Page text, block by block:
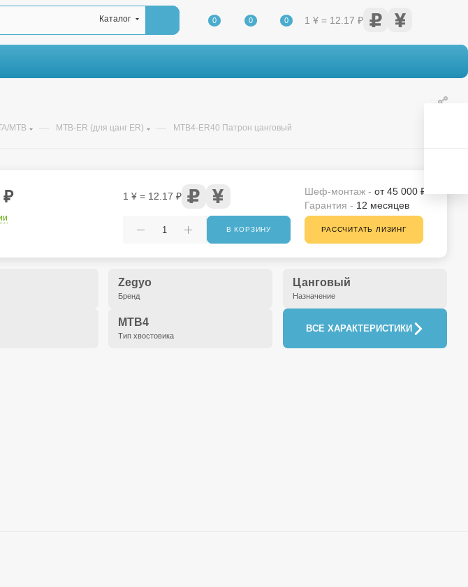
Каталог 0 0 0 1 ¥ = 12.17 ₽
MTB — MTB-ER (для цанг ER) — MTB4-ER40 Патрон цанговый
1 ¥ = 12.17 ₽
В КОРЗИНУ
Шеф-монтаж - от 45 000 ₽
Гарантия - 12 месяцев
РАССЧИТАТЬ ЛИЗИНГ
Zegyo
Бренд
Цанговый
Назначение
MTB4
Тип хвостовика
ВСЕ ХАРАКТЕРИСТИКИ